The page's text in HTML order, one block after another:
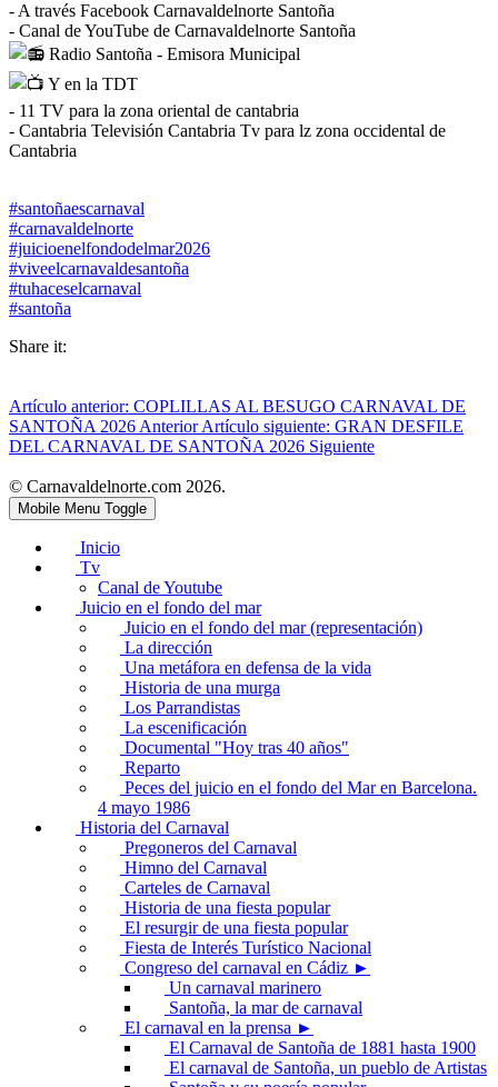
- A través Facebook Carnavaldelnorte Santoña
- Canal de YouTube de Carnavaldelnorte Santoña
Radio Santoña - Emisora Municipal
Y en la TDT
- 11 TV para la zona oriental de cantabria
- Cantabria Televisión Cantabria Tv para lz zona occidental de
Cantabria
#santoñaescarnaval
#carnavaldelnorte
#juicioenelfondodelmar2026
#viveelcarnavaldesantoña
#tuhaceselcarnaval
#santoña
Share it:
Artículo anterior: COPLILLAS AL BESUGO CARNAVAL DE
SANTOÑA 2026AnteriorArtículo siguiente: GRAN DESFILE
DEL CARNAVAL DE SANTOÑA 2026 Siguiente
© Carnavaldelnorte.com 2026.
Mobile Menu Toggle
Inicio
Tv
Canal de Youtube
Juicio en el fondo del mar
Juicio en el fondo del mar (representación)
La dirección
Una metáfora en defensa de la vida
Historia de una murga
Los Parrandistas
La escenificación
Documental "Hoy tras 40 años"
Reparto
Peces del juicio en el fondo del Mar en Barcelona.
4 mayo 1986
Historia del Carnaval
Pregoneros del Carnaval
Himno del Carnaval
Carteles de Carnaval
Historia de una fiesta popular
El resurgir de una fiesta popular
Fiesta de Interés Turístico Nacional
Congreso del carnaval en Cádiz ►
Un carnaval marinero
Santoña, la mar de carnaval
El carnaval en la prensa ►
El Carnaval de Santoña de 1881 hasta 1900
El carnaval de Santoña, un pueblo de Artistas